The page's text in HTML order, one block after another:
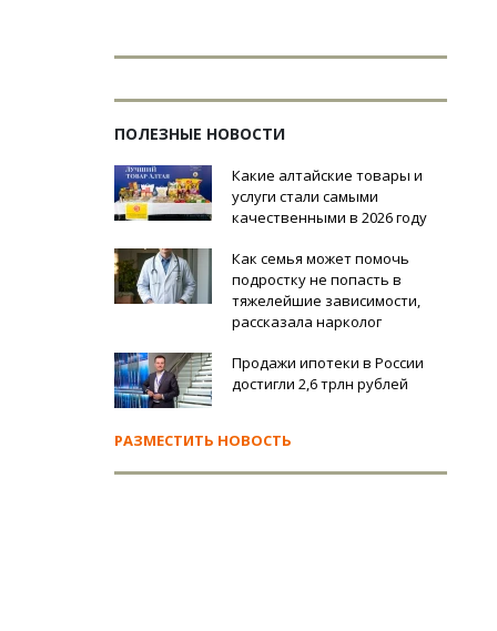
ПОЛЕЗНЫЕ НОВОСТИ
Какие алтайские товары и
услуги стали самыми
качественными в 2026 году
Как семья может помочь
подростку не попасть в
тяжелейшие зависимости,
рассказала нарколог
Продажи ипотеки в России
достигли 2,6 трлн рублей
РАЗМЕСТИТЬ НОВОСТЬ